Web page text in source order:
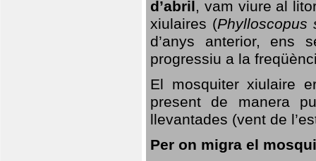
d’abril, vam viure al
xiulaires (Phylloscopus
d’anys anterior, ens
progressiu a la
El mosquiter xiulaire
present de manera
llevantades (vent de
Per on migra el